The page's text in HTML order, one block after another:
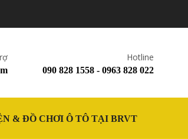
Hotline
090 828 1558 - 0963 828 022
& ĐỒ CHƠI Ô TÔ TẠI BRVT